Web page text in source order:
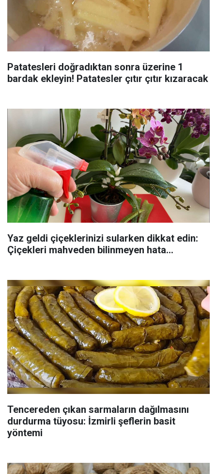
Patatesleri doğradıktan sonra üzerine 1
bardak ekleyin! Patatesler çıtır çıtır kızaracak
Yaz geldi çiçeklerinizi sularken dikkat edin:
Çiçekleri mahveden bilinmeyen hata...
Tencereden çıkan sarmaların dağılmasını
durdurma tüyosu: İzmirli şeflerin basit
yöntemi